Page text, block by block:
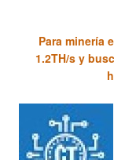
Para minería
1.2TH/s y